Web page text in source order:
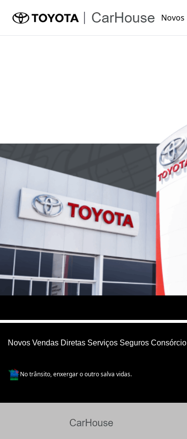
Novos
Novos Vendas Diretas Serviços Seguros Consórcio
No trânsito, enxergar o outro salva vidas.